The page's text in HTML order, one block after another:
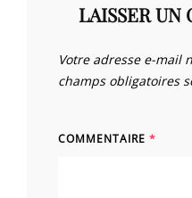
LAISSER UN
Votre adresse e-mail
champs obligatoires
COMMENTAIRE *